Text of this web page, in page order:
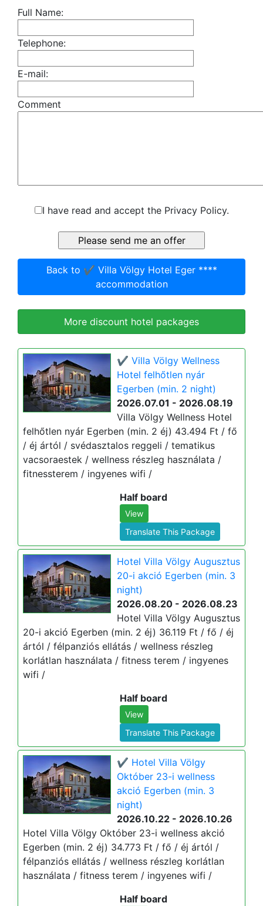
Full Name:
Telephone:
E-mail:
Comment
I have read and accept the Privacy Policy.
Back to ✔️ Villa Völgy Hotel Eger ****
accommodation
More discount hotel packages
✔️ Villa Völgy Wellness
Hotel felhőtlen nyár
Egerben (min. 2 night)
2026.07.01 - 2026.08.19
Villa Völgy Wellness Hotel
felhőtlen nyár Egerben (min. 2 éj) 43.494 Ft / fő
/ éj ártól / svédasztalos reggeli / tematikus
vacsoraestek / wellness részleg használata /
fitnessterem / ingyenes wifi /
Half board
View
Translate This Package
Hotel Villa Völgy Augusztus
20-i akció Egerben (min. 3
night)
2026.08.20 - 2026.08.23
Hotel Villa Völgy Augusztus
20-i akció Egerben (min. 2 éj) 36.119 Ft / fő / éj
ártól / félpanziós ellátás / wellness részleg
korlátlan használata / fitness terem / ingyenes
wifi /
Half board
View
Translate This Package
✔️ Hotel Villa Völgy
Október 23-i wellness
akció Egerben (min. 3
night)
2026.10.22 - 2026.10.26
Hotel Villa Völgy Október 23-i wellness akció
Egerben (min. 2 éj) 34.773 Ft / fő / éj ártól /
félpanziós ellátás / wellness részleg korlátlan
használata / fitness terem / ingyenes wifi /
Half board